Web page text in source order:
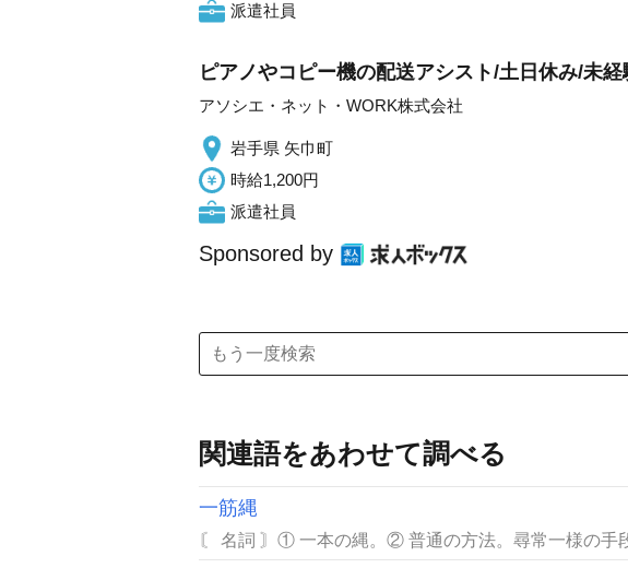
派遣社員
ピアノやコピー機の配送アシスト/土日休み/未
アソシエ・ネット・WORK株式会社
岩手県 矢巾町
時給1,200円
派遣社員
Sponsored by
関連語をあわせて調べる
一筋縄
〘 名詞 〙① 一本の縄。② 普通の方法。尋常一様の手